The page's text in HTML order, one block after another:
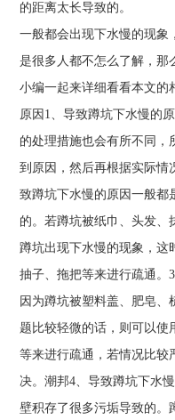
的距离太长导致的。
一般都会出现下水慢的现象
是很多人都不怎么了解，那
小编一起来详细看看本文的
原因1、导致蹲坑下水慢的
的处理措施也会有所不同，
到原因，然后再根据实际情
致蹲坑下水慢的原因一般都
的。若蹲坑被纸巾、头发、
蹲坑出现下水慢的现象，这
抽子、拖把等来进行疏通。
因为蹲坑被塑料盖、肥皂、
题比较轻微的话，则可以使
等来进行疏通，若情况比较
决。潮邦4、导致蹲坑下水
壁积存了很多污垢导致的。